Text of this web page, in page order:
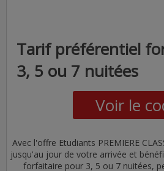
Tarif préférentiel
3, 5 ou 7 nuitées
Voir le
Avec l'offre Etudiants PREMIERE
jusqu'au jour de votre arrivée et
forfaitaire pour 3, 5 ou 7 nuitées,